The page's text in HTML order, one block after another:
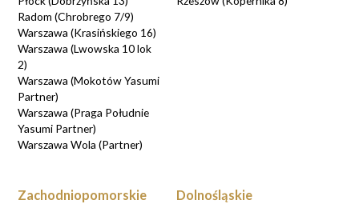
Radom (Chrobrego 7/9)
Warszawa (Krasińskiego 16)
Warszawa (Lwowska 10 lok
2)
Warszawa (Mokotów Yasumi
Partner)
Warszawa (Praga Południe
Yasumi Partner)
Warszawa Wola (Partner)
Zachodniopomorskie Dolnośląskie